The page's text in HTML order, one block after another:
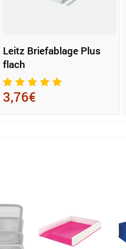
Leitz Briefablage Plus
flach
3,76€